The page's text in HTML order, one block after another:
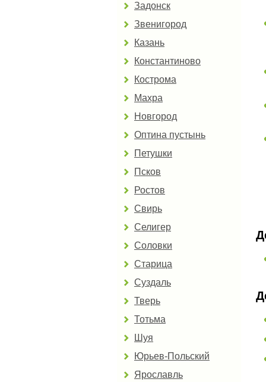
Задонск
Звенигород
Казань
Константиново
Кострома
Махра
Новгород
Оптина пустынь
Петушки
Псков
Ростов
Свирь
Селигер
Соловки
Старица
Суздаль
Тверь
Тотьма
Шуя
Юрьев-Польский
Ярославль